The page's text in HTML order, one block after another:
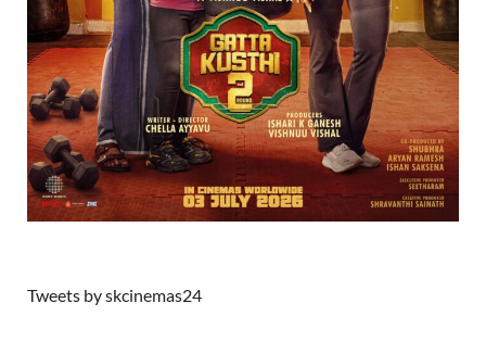
Tweets by skcinemas24